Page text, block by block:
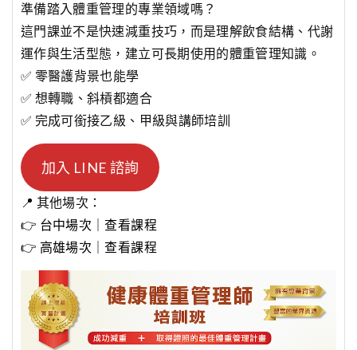
準備踏入體重管理的專業領域嗎？
這門課並不是快速減重技巧，而是理解飲食結構、代謝
運作與生活型態，建立可長期使用的體重管理知識。
✅ 零醫護背景也能學
✅ 想轉職、斜槓都適合
✅ 完成可銜接乙級、甲級與講師培訓
加入 LINE 諮詢
📍 其他場次：
👉 台中場次｜查看課程
👉 高雄場次｜查看課程